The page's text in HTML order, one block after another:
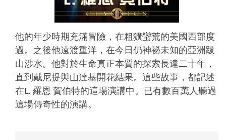
他的年少時期充滿冒險，在粗獷蠻荒的美國西部度
過。之後他遠渡重洋，在今日仍神祕未知的亞洲跋
山涉水。他對於生命真正本質的探索長達二十年，
直到戴尼提與山達基開花結果。這些故事，都記述
在L. 羅恩 賀伯特的這場演講中。已有數百萬人聽過
這場傳奇性的演講。